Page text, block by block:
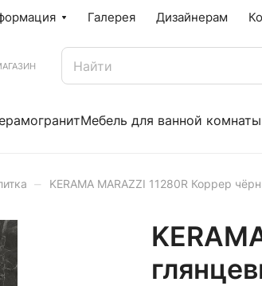
Галерея Дизайнерам
Мебель для ванной комнаты
– KERAMA MARAZZI 11280R Коррер